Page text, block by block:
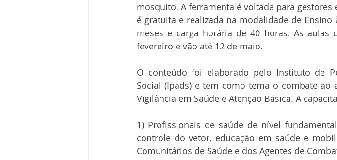
mosquito. A ferramenta é voltada para gestores
é gratuita e realizada na modalidade de Ensino
meses e carga horária de 40 horas. As
fevereiro e vão até 12 de maio.
O conteúdo foi elaborado pelo Instituto de
Social (Ipads) e tem como tema o combate ao
Vigilância em Saúde e Atenção Básica. A
1) Profissionais de saúde de nível
controle do vetor, educação em saúde e
Comunitários de Saúde e dos Agentes de